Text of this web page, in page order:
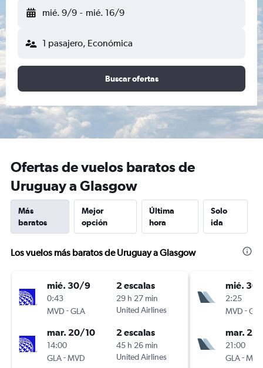
mié. 9/9 - mié. 16/9
1 pasajero, Económica
Buscar ofertas
Ofertas de vuelos baratos de
Uruguay a Glasgow
Más
baratos
Mejor
opción
Última
hora
Solo
ida
Los vuelos más baratos de Uruguay a Glasgow
mié. 30/9
0:43
MVD -GLA
2 escalas
29 h 27 min
United Airlines
mar. 20/10
14:00
GLA-MVD
2 escalas
45 h 26 min
United Airlines
mié.
2:25
MVD -GLA
mar.
21:00
GLA-MVD